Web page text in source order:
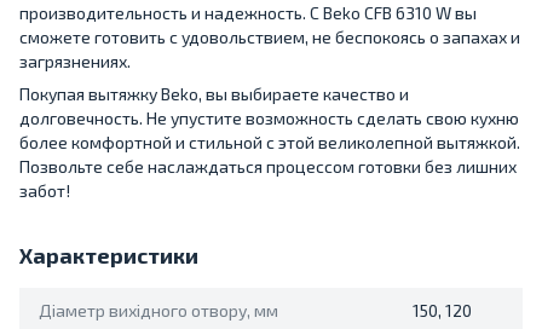
производительность и надежность. С Beko CFB 6310 W вы
сможете готовить с удовольствием, не беспокоясь о запахах и
загрязнениях.
Покупая вытяжку Beko, вы выбираете качество и
долговечность. Не упустите возможность сделать свою кухню
более комфортной и стильной с этой великолепной вытяжкой.
Позвольте себе наслаждаться процессом готовки без лишних
забот!
Характеристики
Діаметр вихідного отвору, мм 150, 120